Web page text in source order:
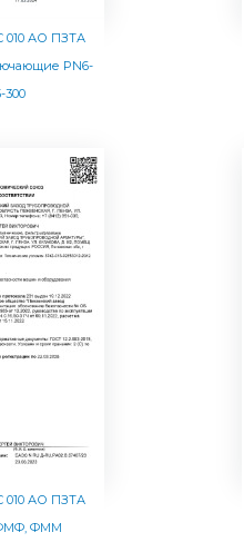
010 АО ПЗТА
PN6-
300
010 АО ПЗТА
ФММ